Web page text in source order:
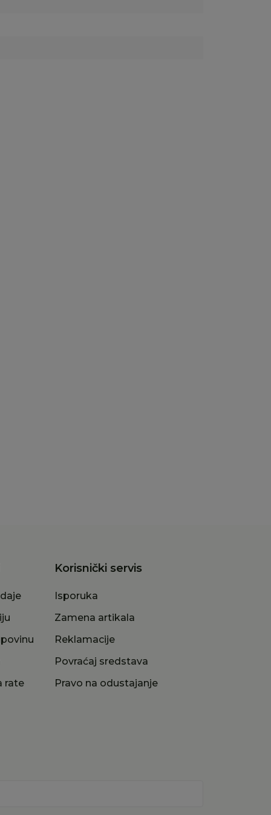
rate
Korisnički servis
Isporuka
Zamena artikala
Reklamacije
Povraćaj sredstava
Pravo na odustajanje